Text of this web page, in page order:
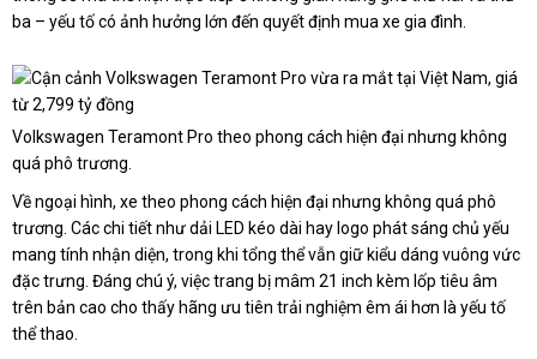
ba – yếu tố có ảnh hưởng lớn đến quyết định mua xe gia đình.
Volkswagen Teramont Pro theo phong cách hiện đại nhưng không
quá phô trương.
Về ngoại hình, xe theo phong cách hiện đại nhưng không quá phô
trương. Các chi tiết như dải LED kéo dài hay logo phát sáng chủ yếu
mang tính nhận diện, trong khi tổng thể vẫn giữ kiểu dáng vuông vức
đặc trưng. Đáng chú ý, việc trang bị mâm 21 inch kèm lốp tiêu âm
trên bản cao cho thấy hãng ưu tiên trải nghiệm êm ái hơn là yếu tố
thể thao.